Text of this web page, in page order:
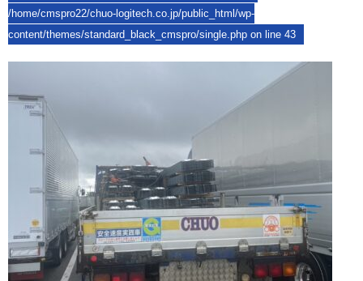
/home/cmspro22/chuo-logitech.co.jp/public_html/wp-
content/themes/standard_black_cmspro/single.php on line 43